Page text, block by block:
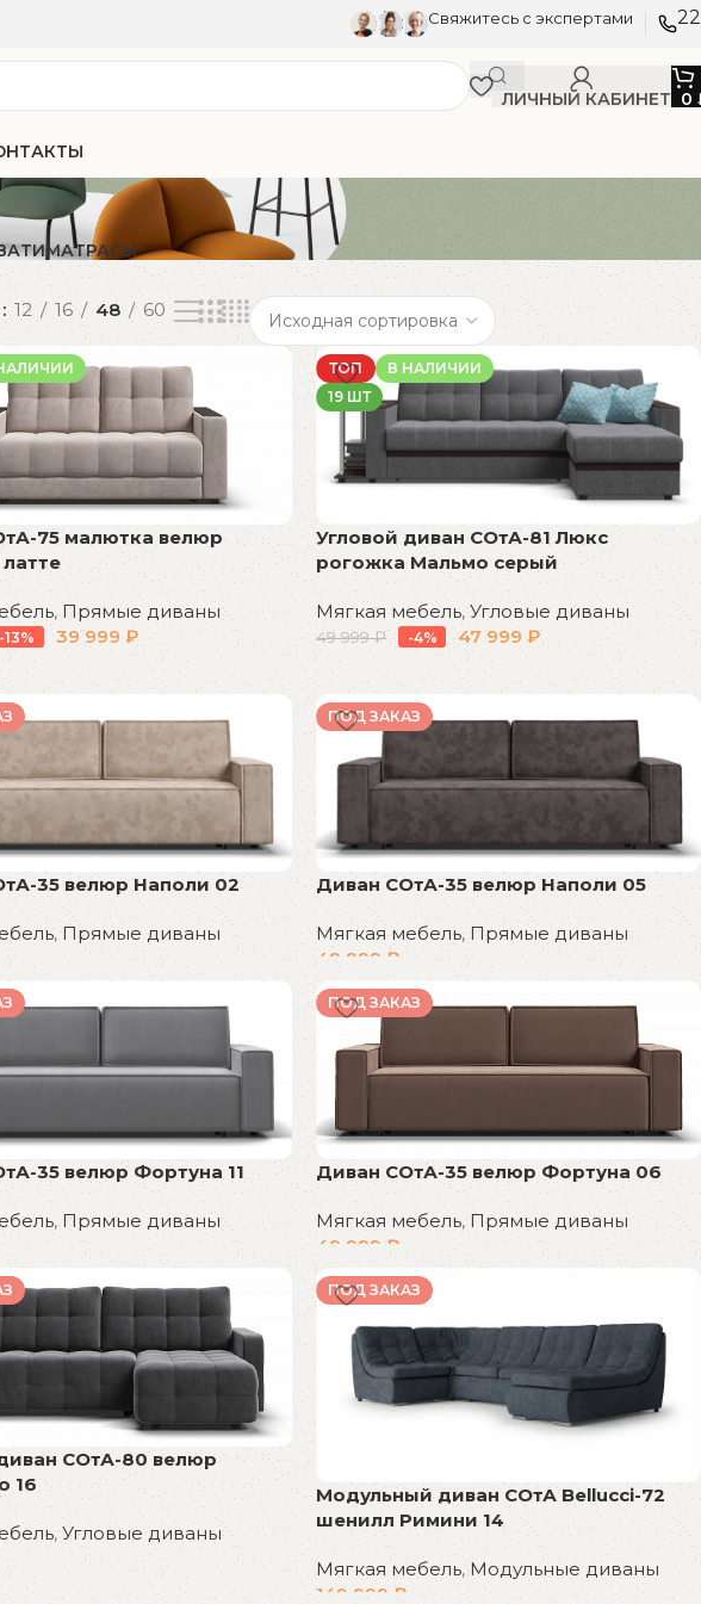
Свяжитесь с экспертами
ЛИЧНЫЙ КАБИНЕТ 0
МАТРАСЫ
12 16 48 60
75 малютка велюр
,Прямые диваны
-13% 39 999₽
ТОП
В НАЛИЧИИ
19 ШТ
Угловой диван СОтА-81 Люкс
рогожка Мальмо серый
Мягкая мебель,Угловые диваны
49 999₽ -4% 47 999₽
В корзину
35 велюр Наполи 02
,Прямые диваны
ПОД ЗАКАЗ
Диван СОтА-35 велюр Наполи 05
Мягкая мебель, Прямые диваны
49 999 ₽
В корзину
35 велюр Фортуна 11
,Прямые диваны
ПОД ЗАКАЗ
Диван СОтА-35 велюр Фортуна 06
Мягкая мебель, Прямые диваны
49 999₽
В корзину
СОтА-80 велюр
16
,Угловые диваны
ПОД ЗАКАЗ
Модульный диван СОтА Bellucci-72
шенилл Римини 14
Мягкая мебель,Модульные диваны
149 999 ₽